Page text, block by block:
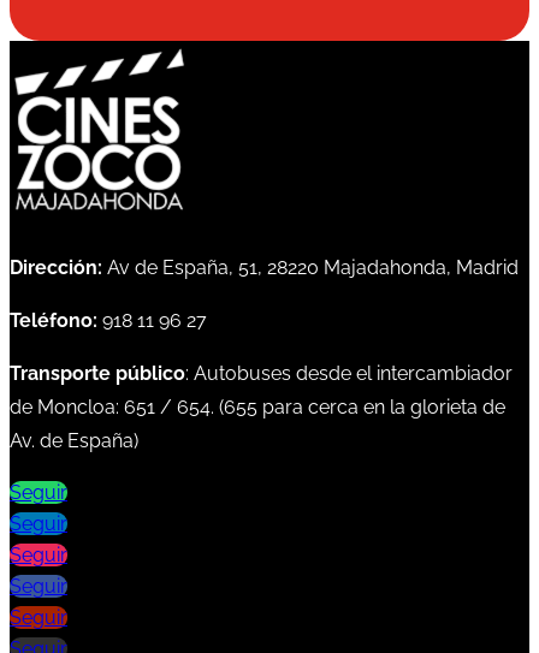
Dirección: Av de España, 51, 28220 Majadahonda, Madrid
Teléfono: 918 11 96 27
Transporte público: Autobuses desde el intercambiador
de Moncloa: 651 / 654. (655 para cerca en la glorieta de
Av. de España)
Seguir
Seguir
Seguir
Seguir
Seguir